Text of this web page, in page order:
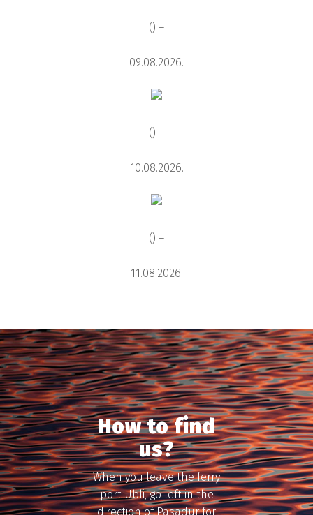
() –
09.08.2026.
() –
10.08.2026.
() –
11.08.2026.
How to find
us?
When you leave the ferry
port Ubli, go left in the
direction of Pasadur for